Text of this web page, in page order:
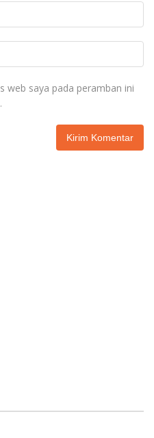
web saya pada peramban ini